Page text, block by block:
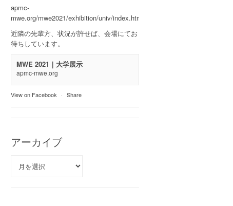
apmc-
mwe.org/mwe2021/exhibition/univ/index.html
近隣の先輩方、状況が許せば、会場にてお
待ちしています。
MWE 2021｜大学展示
apmc-mwe.org
View on Facebook · Share
アーカイブ